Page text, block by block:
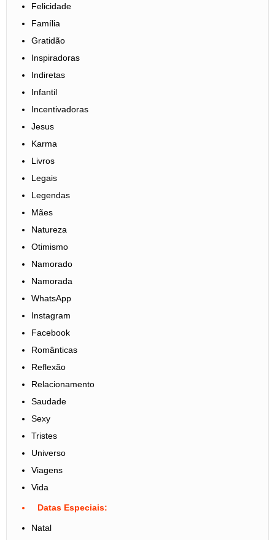
Felicidade
Família
Gratidão
Inspiradoras
Indiretas
Infantil
Incentivadoras
Jesus
Karma
Livros
Legais
Legendas
Mães
Natureza
Otimismo
Namorado
Namorada
WhatsApp
Instagram
Facebook
Românticas
Reflexão
Relacionamento
Saudade
Sexy
Tristes
Universo
Viagens
Vida
Datas Especiais:
Natal